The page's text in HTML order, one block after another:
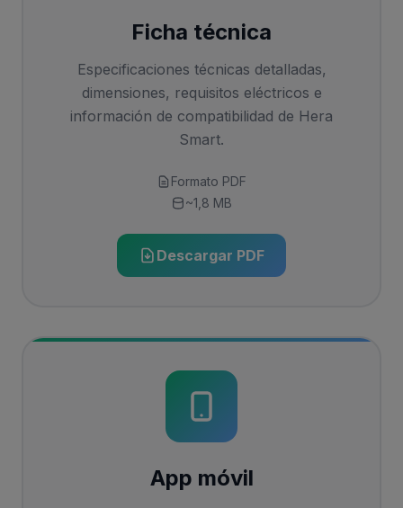
Ficha técnica
Especificaciones técnicas detalladas,
dimensiones, requisitos eléctricos e
información de compatibilidad de Hera
Smart.
Formato PDF
~1,8 MB
Descargar PDF
App móvil